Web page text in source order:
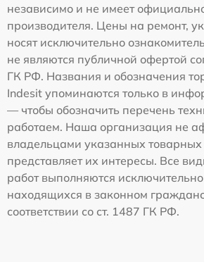
независимо и не имеет
производителя. Цены на ремонт,
носят исключительно
не являются публичной офертой
ГК РФ. Названия и обозначения
Indesit упоминаются только в
— чтобы обозначить перечень
работаем. Наша организация не
владельцами указанных товарных
представляет их интересы. Все
работ выполняются
находящихся в законном
соответствии со ст. 1487 ГК РФ.